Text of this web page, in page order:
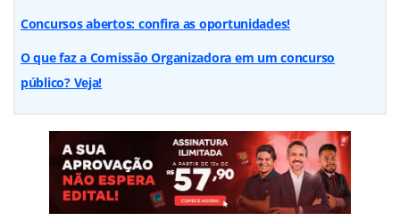
Concursos abertos: confira as oportunidades!
O que faz a Comissão Organizadora em um concurso
público? Veja!